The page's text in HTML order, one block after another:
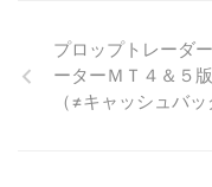
プロップトレーダ
ーターＭＴ４＆５
（≠キャッシュバッ